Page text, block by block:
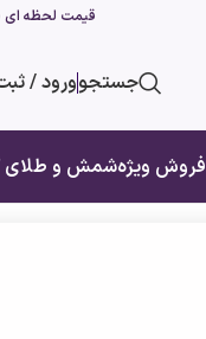
قیمت لحظه ای طلای
جستجوورود /
فروش ویژهشمش و طلای